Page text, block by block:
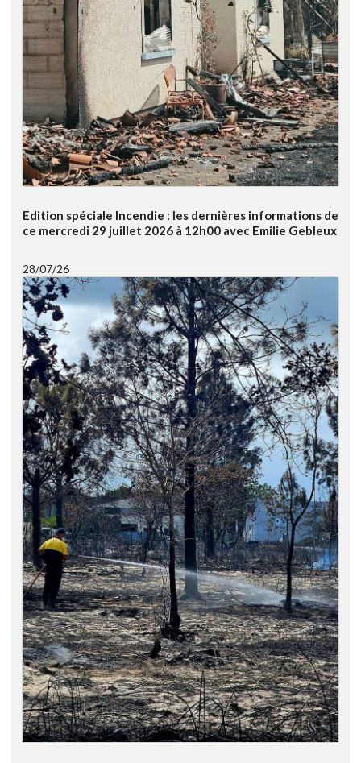
Edition spéciale Incendie : les dernières informations de
ce mercredi 29 juillet 2026 à 12h00 avec Emilie Gebleux
28/07/26